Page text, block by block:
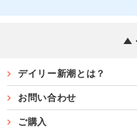
デイリー新潮とは？
お問い合わせ
ご購入